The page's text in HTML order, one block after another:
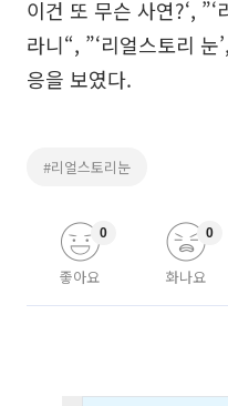
이건 또 무슨 사연?‘,
라니“, ”‘리얼스토리
응을 보였다.
#리얼스토리눈
좋아요
0
화나요
0